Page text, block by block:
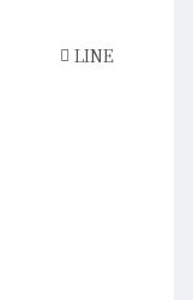
LINE